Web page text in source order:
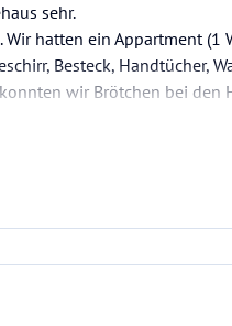
sehr.
hatten ein Appartment (1
Besteck, Handtücher,
wir Brötchen bei den
viel schöne Ausflugs- und